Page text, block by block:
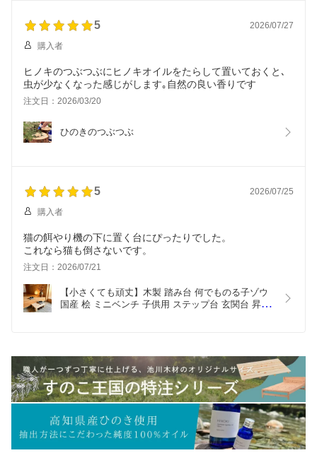
5 2026/07/27
購入者
ヒノキのつぶつぶにヒノキオイルをたらして置いておくと､
虫が少なくなった感じがします｡自然の良い香りです
注文日：2026/03/20
ひのきのつぶつぶ
5 2026/07/25
購入者
猫の餌やり機の下に置く台にぴったりでした。
これなら猫も倒さないです。
注文日：2026/07/21
【小さくても頑丈】木製 踏み台 何でものる子ゾウ
国産 桧 ミニベンチ 子供用 ステップ台 玄関台 昇降